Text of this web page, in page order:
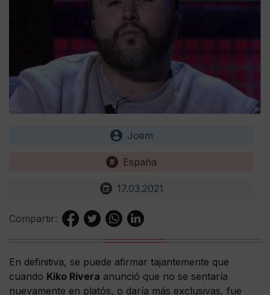
Joem
España
17.03.2021
Compartir:
En definitiva, se puede afirmar tajantemente que
cuando Kiko Rivera anunció que no se sentaría
nuevamente en platós, o daría más exclusivas, fue